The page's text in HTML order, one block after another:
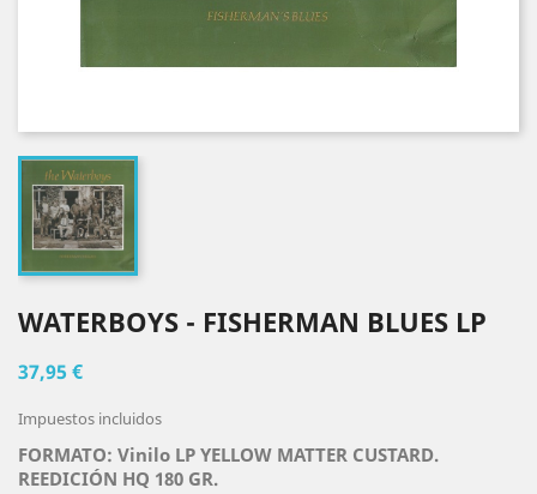
WATERBOYS - FISHERMAN BLUES LP
37,95 €
Impuestos incluidos
FORMATO: Vinilo LP YELLOW MATTER CUSTARD.
REEDICIÓN HQ 180 GR.